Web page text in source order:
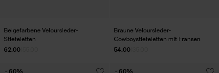
Beigefarbene Veloursleder-
Stiefeletten
62.00
Braune Veloursleder-
Cowboystiefeletten mit Fransen
54.00